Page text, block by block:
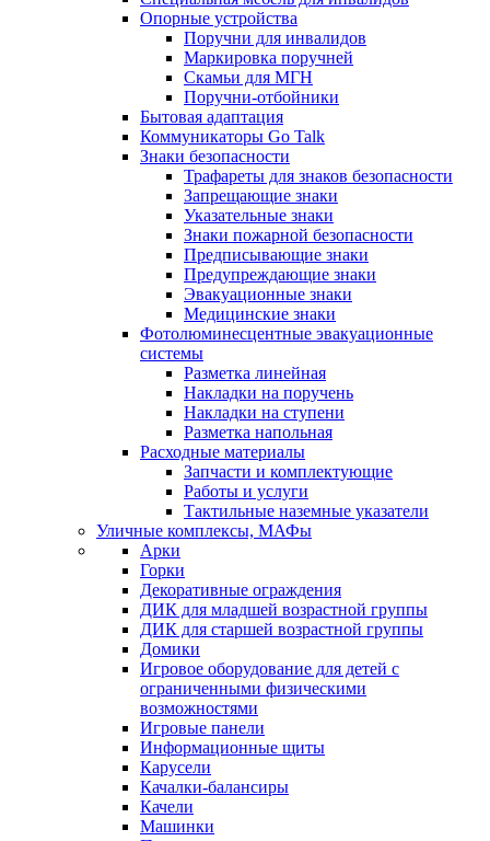
Опорные устройства
Поручни для инвалидов
Маркировка поручней
Скамьи для МГН
Поручни-отбойники
Бытовая адаптация
Коммуникаторы Go Talk
Знаки безопасности
Трафареты для знаков безопасности
Запрещающие знаки
Указательные знаки
Знаки пожарной безопасности
Предписывающие знаки
Предупреждающие знаки
Эвакуационные знаки
Медицинские знаки
Фотолюминесцентные эвакуационные
системы
Разметка линейная
Накладки на поручень
Накладки на ступени
Разметка напольная
Расходные материалы
Запчасти и комплектующие
Работы и услуги
Тактильные наземные указатели
Уличные комплексы, МАФы
Арки
Горки
Декоративные ограждения
ДИК для младшей возрастной группы
ДИК для старшей возрастной группы
Домики
Игровое оборудование для детей с
ограниченными физическими
возможностями
Игровые панели
Информационные щиты
Карусели
Качалки-балансиры
Качели
Машинки